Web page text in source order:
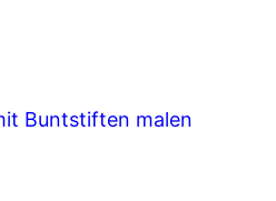
Buntstiften malen